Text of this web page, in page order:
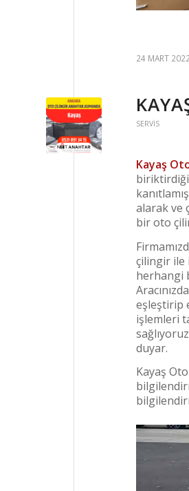
24 MART 2022
SERVIS
Kayaş
biriktirdiği
alarak ve
bir oto
çilingir ile
herhangi
eşleştirip
işlemleri
duyar.
Kayaş